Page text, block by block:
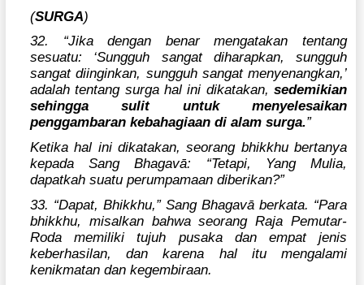
(SURGA)
32. “Jika dengan benar mengatakan tentang
sesuatu: ‘Sungguh sangat diharapkan, sungguh
sangat diinginkan, sungguh sangat menyenangkan,’
adalah tentang surga hal ini dikatakan, sedemikian
sehingga sulit untuk menyelesaikan
penggambaran kebahagiaan di alam surga.”
Ketika hal ini dikatakan, seorang bhikkhu bertanya
kepada Sang Bhagavā: “Tetapi, Yang Mulia,
dapatkah suatu perumpamaan diberikan?”
33. “Dapat, Bhikkhu,” Sang Bhagavā berkata. “Para
bhikkhu, misalkan bahwa seorang Raja Pemutar-
Roda memiliki tujuh pusaka dan empat jenis
keberhasilan, dan karena hal itu mengalami
kenikmatan dan kegembiraan.